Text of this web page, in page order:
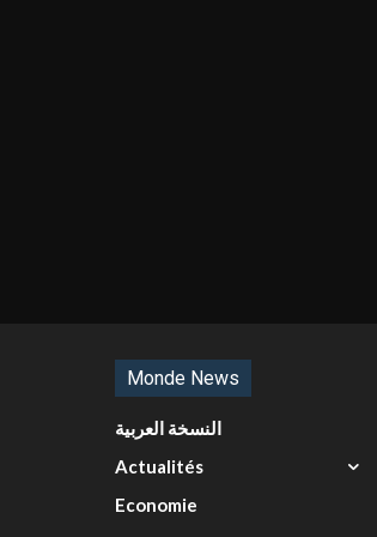
Monde News
النسخة العربية
Actualités
Economie